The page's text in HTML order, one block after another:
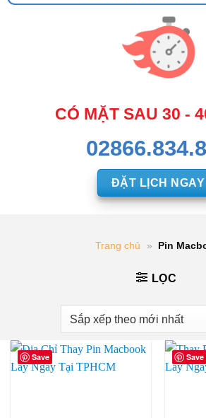
CÓ MẶT SAU 30 -
ĐẶT LỊCH NGAY
Trang chủ » Pin
LỌC
Save Save